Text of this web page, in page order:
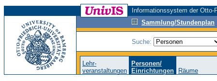
Informationssystem der
Sammlung/Stundenplan
Suche:
Lehr-
veranstaltungen
Personen/
Einrichtungen
Räume